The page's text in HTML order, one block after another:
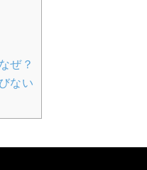
ぜ？
ない